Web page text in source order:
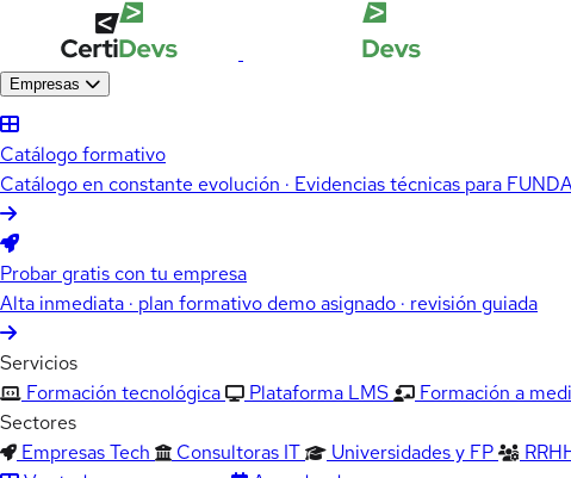
Empresas
Catálogo formativo
Catálogo en constante evolución · Evidencias técnicas para
Probar gratis con tu empresa
Alta inmediata · plan formativo demo asignado · revisión guiada
Servicios
Formación tecnológica
Plataforma LMS Formación a
Sectores
Empresas Tech
Consultoras IT Universidades y FP